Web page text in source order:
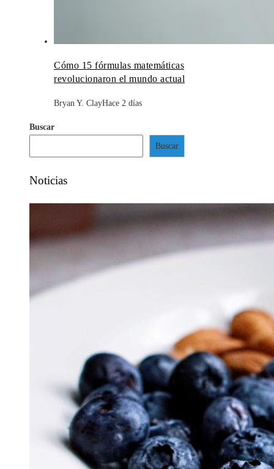
Cómo 15 fórmulas matemáticas
revolucionaron el mundo actual
Bryan Y. ClayHace 2 días
Buscar
Buscar
Noticias